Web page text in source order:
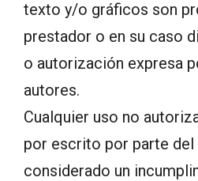
texto y/o gráficos son
prestador o en su caso
o autorización expresa
autores.
Cualquier uso no
por escrito por parte del
considerado un